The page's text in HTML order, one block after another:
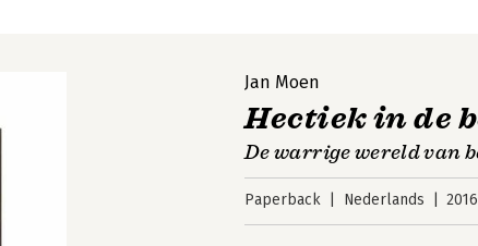
Jan Moen
Hectiek in de
De warrige wereld van
Paperback Nederlands 2016